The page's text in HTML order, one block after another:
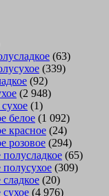
(63)
(339)
(92)
(2 948)
(1)
белое (1 092)
красное (24)
розовое (294)
(65)
(309)
(20)
(4 976)